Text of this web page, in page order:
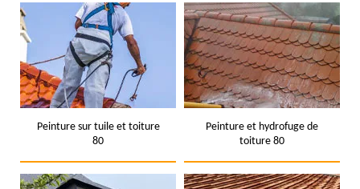
Peinture sur tuile et toiture
80
Peinture et hydrofuge de
toiture 80